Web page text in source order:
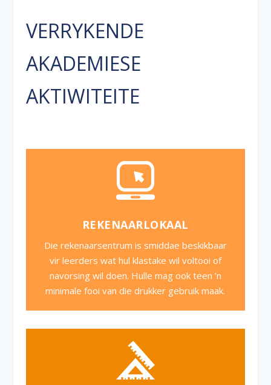
VERRYKENDE
AKADEMIESE
AKTIWITEITE
REKENAARLOKAAL
Die rekenaarsentrum is smiddae beskikbaar
vir leerders wat hul klastake wil voltooi of
navorsing wil doen. Hulle mag ook teen ’n
minimale fooi van die drukker gebruik maak.